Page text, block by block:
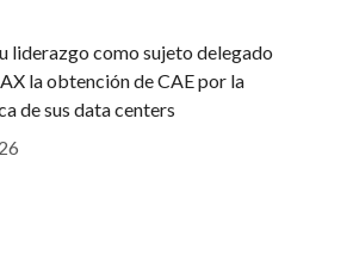
liderazgo como sujeto delegado
la obtención de CAE por la
de sus data centers